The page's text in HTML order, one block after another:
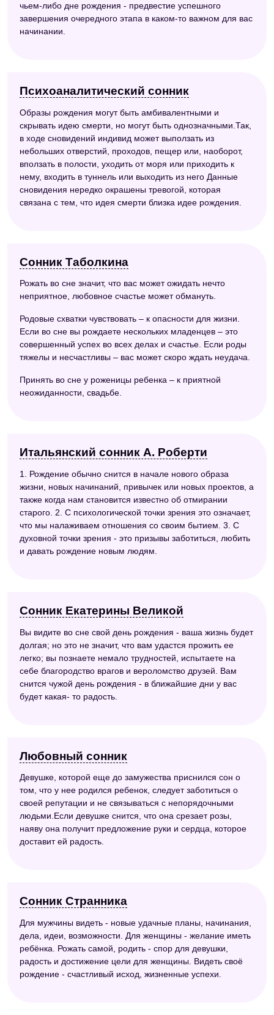
чьем-либо дне рождения - предвестие успешного
завершения очередного этапа в каком-то важном для вас
начинании.
Психоаналитический сонник
Образы рождения могут быть амбивалентными и
скрывать идею смерти, но могут быть однозначными.Так,
в ходе сновидений индивид может выползать из
небольших отверстий, проходов, пещер или, наоборот,
вползать в полости, уходить от моря или приходить к
нему, входить в туннель или выходить из него Данные
сновидения нередко окрашены тревогой, которая
связана с тем, что идея смерти близка идее рождения.
Сонник Таболкина
Рожать во сне значит, что вас может ожидать нечто
неприятное, любовное счастье может обмануть.
Родовые схватки чувствовать – к опасности для жизни.
Если во сне вы рождаете нескольких младенцев – это
совершенный успех во всех делах и счастье. Если роды
тяжелы и несчастливы – вас может скоро ждать неудача.
Принять во сне у роженицы ребенка – к приятной
неожиданности, свадьбе.
Итальянский сонник А. Роберти
1. Рождение обычно снится в начале нового образа
жизни, новых начинаний, привычек или новых проектов, а
также когда нам становится известно об отмирании
старого. 2. С психологической точки зрения это означает,
что мы налаживаем отношения со своим бытием. 3. С
духовной точки зрения - это призывы заботиться, любить
и давать рождение новым людям.
Сонник Екатерины Великой
Вы видите во сне свой день рождения - ваша жизнь будет
долгая; но это не значит, что вам удастся прожить ее
легко; вы познаете немало трудностей, испытаете на
себе благородство врагов и вероломство друзей. Вам
снится чужой день рождения - в ближайшие дни у вас
будет какая- то радость.
Любовный сонник
Девушке, которой еще до замужества приснился сон о
том, что у нее родился ребенок, следует заботиться о
своей репутации и не связываться с непорядочными
людьми.Если девушке снится, что она срезает розы,
наяву она получит предложение руки и сердца, которое
доставит ей радость.
Сонник Странника
Для мужчины видеть - новые удачные планы, начинания,
дела, идеи, возможности. Для женщины - желание иметь
ребёнка. Рожать самой, родить - спор для девушки,
радость и достижение цели для женщины. Видеть своё
рождение - счастливый исход, жизненные успехи.